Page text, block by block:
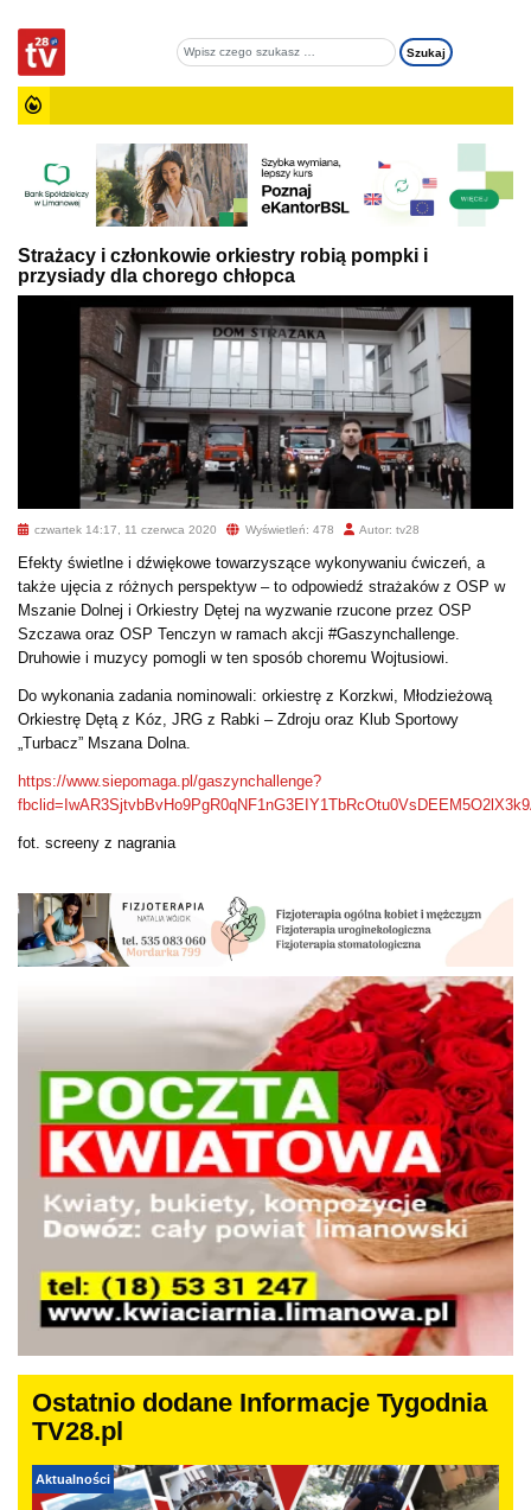
Strażacy i członkowie orkiestry robią pompki i
przysiady dla chorego chłopca
czwartek 14:17, 11 czerwca 2020 Wyświetleń: 478 Autor: tv28
Efekty świetlne i dźwiękowe towarzyszące wykonywaniu ćwiczeń, a
także ujęcia z różnych perspektyw – to odpowiedź strażaków z OSP w
Mszanie Dolnej i Orkiestry Dętej na wyzwanie rzucone przez OSP
Szczawa oraz OSP Tenczyn w ramach akcji #Gaszynchallenge.
Druhowie i muzycy pomogli w ten sposób choremu Wojtusiowi.
Do wykonania zadania nominowali: orkiestrę z Korzkwi, Młodzieżową
Orkiestrę Dętą z Kóz, JRG z Rabki – Zdroju oraz Klub Sportowy
„Turbacz” Mszana Dolna.
https://www.siepomaga.pl/gaszynchallenge?
fot. screeny z nagrania
Ostatnio dodane Informacje Tygodnia
TV28.pl
Aktualności